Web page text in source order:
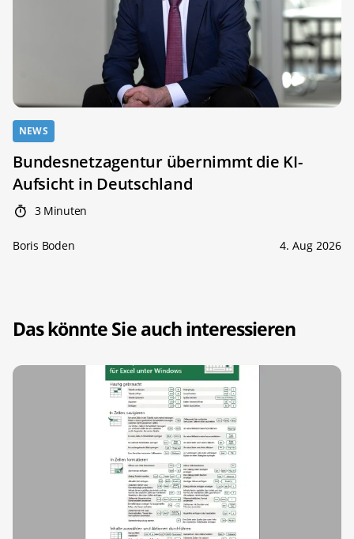
NEWS
Bundesnetzagentur übernimmt die KI-
Aufsicht in Deutschland
3 Minuten
Boris Boden 4. Aug 2026
Das könnte Sie auch interessieren